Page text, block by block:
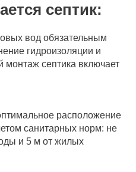
септик:
вод обязательным
гидроизоляции и
монтаж септика включает
расположение
санитарных норм: не
и 5 м от жилых